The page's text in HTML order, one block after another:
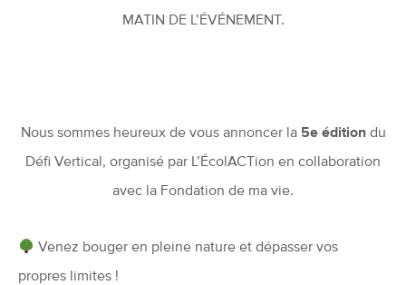
MATIN DE L’ÉVÉNEMENT.
Nous sommes heureux de vous annoncer la 5e éditiondu
Défi Vertical, organisé par L’ÉcolACTion en collaboration
avec la Fondation de ma vie.
Venez bouger en pleine nature et dépasser vos
propres limites !